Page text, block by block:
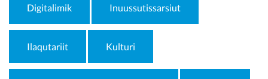
Kommunimi pilersaarut
Kommune pillugu
Digitalimik Inuussutissarsiut
Ilaqutariit Kulturi